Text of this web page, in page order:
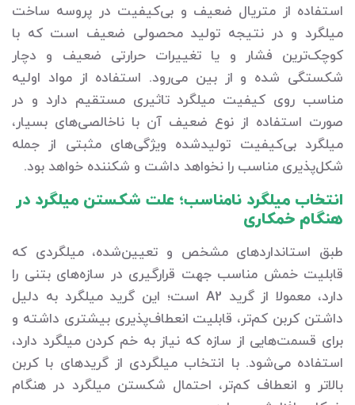
استفاده از متریال ضعیف و بی‌کیفیت در پروسه ساخت
میلگرد و در نتیجه تولید محصولی ضعیف است که با
کوچک‌ترین فشار و یا تغییرات حرارتی ضعیف و دچار
شکستگی شده و از بین می‌رود. استفاده از مواد اولیه
مناسب روی کیفیت میلگرد تاثیری مستقیم دارد و در
صورت استفاده از نوع ضعیف آن با ناخالصی‌های بسیار،
میلگرد بی‌کیفیت تولیدشده ویژگی‌های مثبتی از جمله
شکل‌پذیری مناسب را نخواهد داشت و شکننده خواهد بود.
انتخاب میلگرد نامناسب؛ علت شکستن میلگرد در
هنگام خمکاری
طبق استانداردهای مشخص و تعیین‌شده، میلگردی که
قابلیت خمش مناسب جهت قرارگیری در سازه‌های بتنی را
دارد، معمولا از گرید A2 است؛ این گرید میلگرد به دلیل
داشتن کربن کم‌تر، قابلیت انعطاف‌پذیری بیشتری داشته و
برای قسمت‌هایی از سازه که نیاز به خم کردن میلگرد دارد،
استفاده می‌شود. با انتخاب میلگردی از گریدهای با کربن
بالاتر و انعطاف کم‌تر، احتمال شکستن میلگرد در هنگام